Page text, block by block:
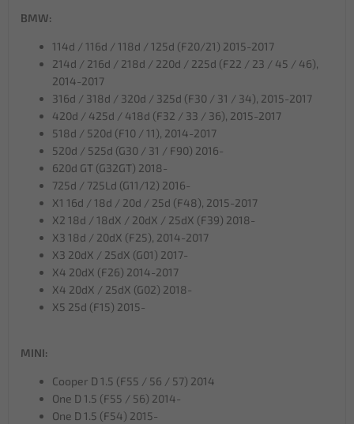
BMW:
114d / 116d / 118d / 125d (F20/21) 2015-2017
214d / 216d / 218d / 220d / 225d (F22 / 23 / 45 / 46),
2014-2017
316d / 318d / 320d / 325d (F30 / 31 / 34), 2015-2017
420d / 425d / 418d (F32 / 33 / 36), 2015-2017
518d / 520d (F10 / 11), 2014-2017
520d / 525d (G30 / 31 / F90) 2016-
620d GT (G32GT) 2018-
725d / 725Ld (G11/12) 2016-
X1 16d / 18d / 20d / 25d (F48), 2015-2017
X2 18d / 18dX / 20dX / 25dX (F39) 2018-
X3 18d / 20dX (F25), 2014-2017
X3 20dX / 25dX (G01) 2017-
X4 20dX (F26) 2014-2017
X4 20dX / 25dX (G02) 2018-
X5 25d (F15) 2015-
MINI:
Cooper D 1.5 (F55 / 56 / 57) 2014
One D 1.5 (F55 / 56) 2014-
One D 1.5 (F54) 2015-